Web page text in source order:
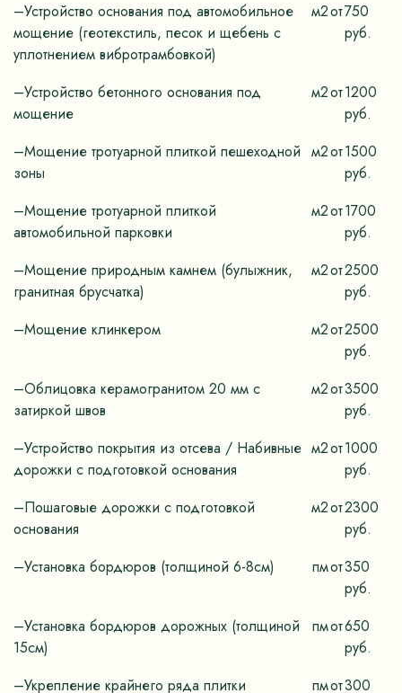
–Устройство основания под автомобильное
мощение (геотекстиль, песок и щебень с
уплотнением вибротрамбовкой)
м2от750
руб.
–Устройство бетонного основания под
мощение
м2от1200
руб.
–Мощение тротуарной плиткой пешеходной
зоны
м2от1500
руб.
–Мощение тротуарной плиткой
автомобильной парковки
м2от1700
руб.
–Мощение природным камнем (булыжник,
гранитная брусчатка)
м2от2500
руб.
–Мощение клинкером
м2от2500
руб.
–Облицовка керамогранитом 20 мм с
затиркой швов
м2от3500
руб.
–Устройство покрытия из отсева / Набивные
дорожки с подготовкой основания
м2от1000
руб.
–Пошаговые дорожки с подготовкой
основания
м2от2300
руб.
–Установка бордюров (толщиной 6-8см)
пмот350
руб.
–Установка бордюров дорожных (толщиной
15см)
пмот650
руб.
–Укрепление крайнего ряда плитки
пмот300